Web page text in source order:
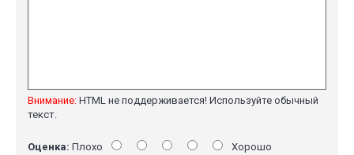
Внимание: HTML не поддерживается! Используйте обычный
текст.
Оценка: Плохо Хорошо